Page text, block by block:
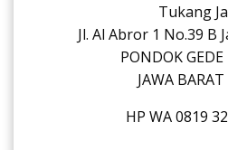
Tukang
Jl. Al Abror 1 No.39 B
PONDOK GEDE
JAWA
HP WA 0819